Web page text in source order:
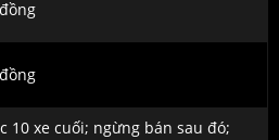
10 xe cuối; ngừng bán sau đó;